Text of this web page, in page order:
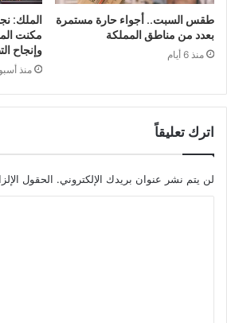
طقس السبت.. أجواء حارة مستمرة
بعدد من مناطق المملكة
منذ 6 أيام
الملك:
مكنت
وإنجاح
منذ
اترك تعليقاً
لن يتم نشر عنوان بريدك الإلكتروني. الحقول